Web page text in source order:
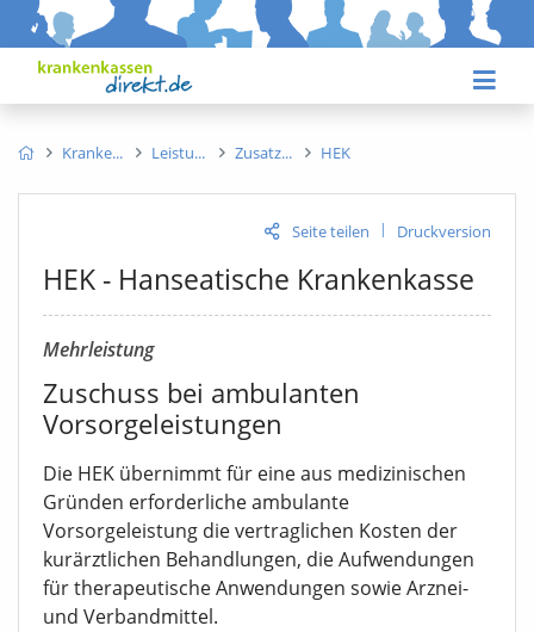
Kranke Leistu Zusatz HEK
Seite teilen | Druckversion
HEK - Hanseatische Krankenkasse
Mehrleistung
Zuschuss bei ambulanten
Vorsorgeleistungen
Die HEK übernimmt für eine aus medizinischen
Gründen erforderliche ambulante
Vorsorgeleistung die vertraglichen Kosten der
kurärztlichen Behandlungen, die Aufwendungen
für therapeutische Anwendungen sowie Arznei-
und Verbandmittel.